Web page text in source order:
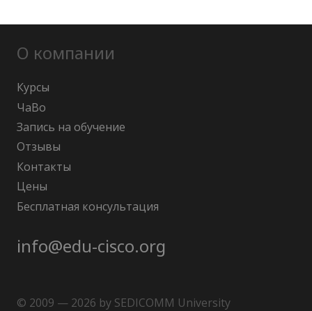
О компании
Курсы
ЧаВо
Запись на обучение
Отзывы
Контакты
Цены
Бесплатная консультация
info@edu-cisco.org
© 2009 — 2026 by SEDICOMM University